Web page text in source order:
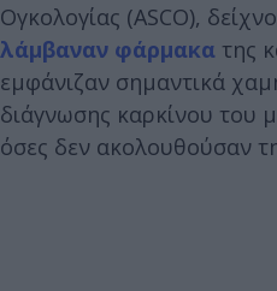
Ογκολογίας (ASCO),
λάμβαναν φάρμακα της
εμφάνιζαν σημαντικά
διάγνωσης καρκίνου του
όσες δεν ακολουθούσαν